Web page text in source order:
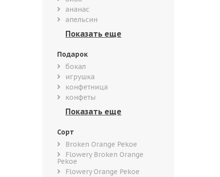
ананас
апельсин
Подарок
бокал
игрушка
конфетница
конфеты
Сорт
Broken Orange Pekoe
Flowery Broken Orange
Pekoe
Flowery Orange Pekoe